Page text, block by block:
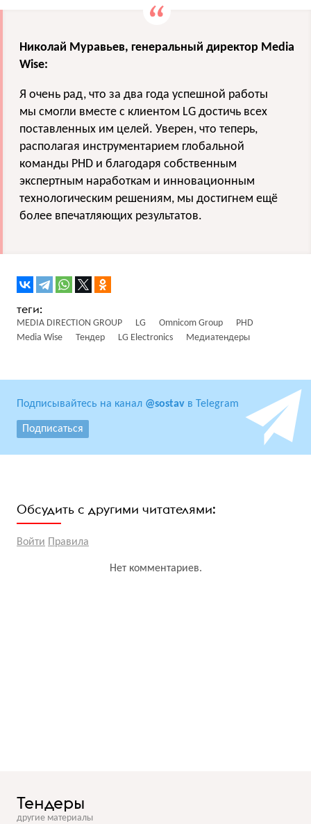
Николай Муравьев, генеральный директор Media
Wise:
Я очень рад, что за два года успешной работы
мы смогли вместе с клиентом LG достичь всех
поставленных им целей. Уверен, что теперь,
располагая инструментарием глобальной
команды PHD и благодаря собственным
экспертным наработкам и инновационным
технологическим решениям, мы достигнем ещё
более впечатляющих результатов.
MEDIA DIRECTION GROUP LG Omnicom Group
PHD
Media Wise
Тендер LG Electronics Медиатендеры
Подписывайтесь на канал @sostav в Telegram
Подписаться
Обсудить с другими читателями:
Войти Правила
Нет комментариев.
Тендеры
другие материалы